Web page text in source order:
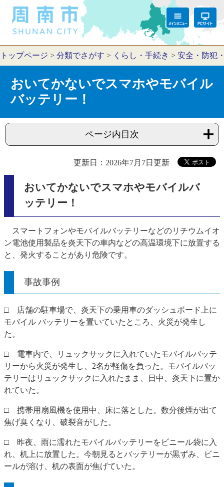
トップページ > 分類でさがす > くらし・手続き > 安全・防犯
おいてかないでスマホやモバイル
バッテリー！
ページ内目次
更新日：2026年7月7日更新
おいてかないでスマホやモバイルバ
ッテリー！
​スマートフォンやモバイルバッテリーなどのリチウムイオ
ン電池使用製品を炎天下の車内などの高温環境下に放置する
と、発火することがあり危険です。
事故事例
□ 店舗の駐車場で、炎天下の乗用車のダッシュボード上に
モバイル バッテリーを置いていたところ、火災が発生し
た。
□ 電車内で、リュックサックに入れていたモバイルバッテ
リーから火災が発生し、2名が軽傷を負った。モバイルバッ
テリーはリュックサックに入れたまま、日中、炎天下に置か
れていた。
□ 携帯用扇風機を使用中、床に落とした。数分後煙が出て
焦げ臭くなり、破裂音がした。
□ 昨夜、雨に濡れたモバイルバッテリーをビニール袋に入
れ、机上に放置した。今朝見るとバッテリーが黒ずみ、ビニ
ールが溶け、机の表面が焦げていた。